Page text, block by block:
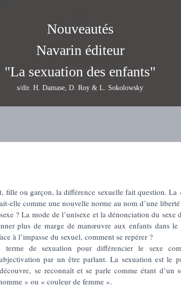
Nouveautés
Navarin éditeur
"La sexuation des enfants"
s/dir. H. Damase, D. Roy & L. Sokolowsky
fille ou garçon, la différence sexuelle fait question. La
elle comme une nouvelle norme au nom d’une
? La mode de l’unisexe et la dénonciation du sexe
plus de marge de manœuvre aux enfants dans le
à l’impasse du sexuel, comment se repérer ?
terme de sexuation pour différencier le sexe
par un être parlant. La sexuation est le
se reconnaît et se parle comme étant d’un
» ou « couleur de femme ».